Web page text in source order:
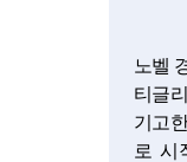
노벨
티글
기고
로 시